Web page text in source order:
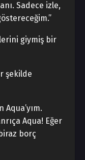
Sadece izle,
giymiş bir
şekilde
Aqua! Eğer
borç